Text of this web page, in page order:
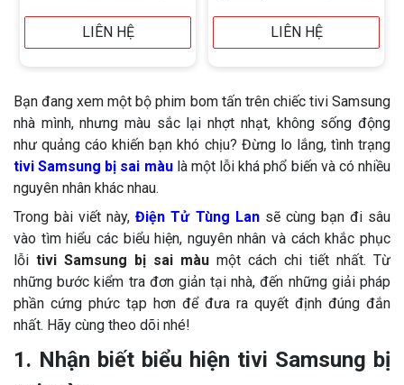
LIÊN HỆ LIÊN HỆ
Bạn đang xem một bộ phim bom tấn trên chiếc tivi Samsung
nhà mình, nhưng màu sắc lại nhợt nhạt, không sống động
như quảng cáo khiến bạn khó chịu? Đừng lo lắng, tình trạng
tivi Samsung bị sai màulà một lỗi khá phổ biến và có nhiều
nguyên nhân khác nhau.
Trong bài viết này,Điện Tử Tùng Lansẽ cùng bạn đi sâu
vào tìm hiểu các biểu hiện, nguyên nhân và cách khắc phục
lỗi tivi Samsung bị sai màu một cách chi tiết nhất. Từ
những bước kiểm tra đơn giản tại nhà, đến những giải pháp
phần cứng phức tạp hơn để đưa ra quyết định đúng đắn
nhất. Hãy cùng theo dõi nhé!
1. Nhận biết biểu hiện tivi Samsung bị